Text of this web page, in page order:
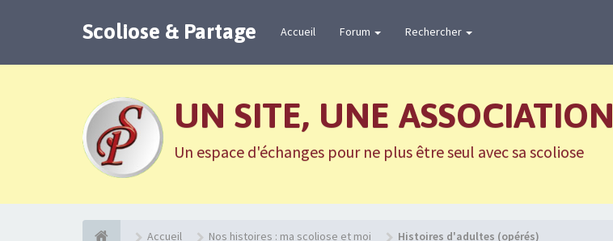
Scoliose & Partage Accueil Forum Rechercher
UN SITE, UNE ASSOCIATION
Un espace d'échanges pour ne plus être seul avec sa scoliose
Accueil Nos histoires : ma scoliose et moi Histoires d'adultes (opérés)